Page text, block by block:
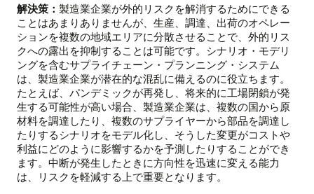
解決策： 製造業企業が外的リスクを解消するためにできる
ことはあまりありませんが、生産、調達、出荷のオペレー
ションを複数の地域エリアに分散させることで、外的リス
クへの露出を抑制することは可能です。シナリオ・モデリ
ングを含むサプライチェーン・プランニング・システム
は、製造業企業が潜在的な混乱に備えるのに役立ちます。
たとえば、パンデミックが再発し、将来的に工場閉鎖が発
生する可能性が高い場合、製造業企業は、複数の国から原
材料を調達したり、複数のサプライヤーから部品を調達し
たりするシナリオをモデル化し、そうした変更がコストや
利益にどのように影響するかを予測したりすることができ
ます。中断が発生したときに方向性を迅速に変える能力
は、リスクを軽減する上で重要となります。